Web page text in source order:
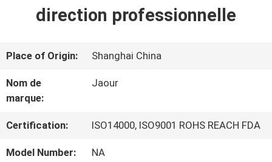
PROPOS
DE
NOUS
VISITE
direction professionnelle
Place of Origin: Shanghai China
Nom de
marque:
Jaour
Certification: ISO14000, ISO9001 ROHS REACH FDA
Model Number: NA